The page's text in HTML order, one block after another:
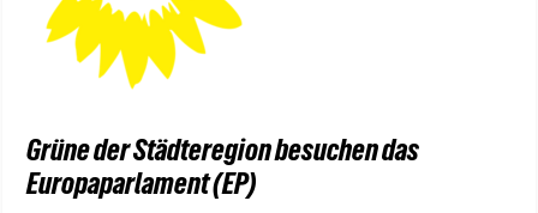
Grüne der Städteregion besuchen das
Europaparlament (EP)